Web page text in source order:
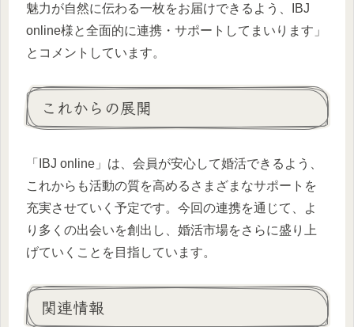
魅力が自然に伝わる一枚をお届けできるよう、IBJ
online様と全面的に連携・サポートしてまいります」
とコメントしています。
これからの展開
「IBJ online」は、会員が安心して婚活できるよう、
これからも活動の質を高めるさまざまなサポートを
充実させていく予定です。今回の連携を通じて、よ
り多くの出会いを創出し、婚活市場をさらに盛り上
げていくことを目指しています。
関連情報